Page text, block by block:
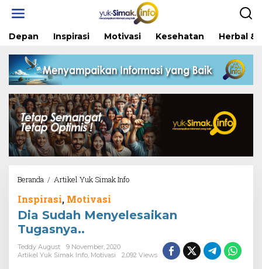
Depan Inspirasi Motivasi Kesehatan Herbal &
Beranda / Artikel Yuk Simak InfoDia
Tugasnya..
Inspirasi, Motivasi
Dia Sudah Menyelesaikan
Tugasnya..
Teddy August
9 November, 2020
Artikel Yuk Simak Info, Motivasi 2,092 Views